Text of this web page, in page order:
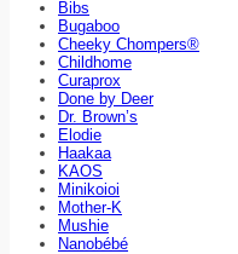
Bibs
Bugaboo
Cheeky Chompers®
Childhome
Curaprox
Done by Deer
Dr. Brown’s
Elodie
Haakaa
KAOS
Minikoioi
Mother-K
Mushie
Nanobébé